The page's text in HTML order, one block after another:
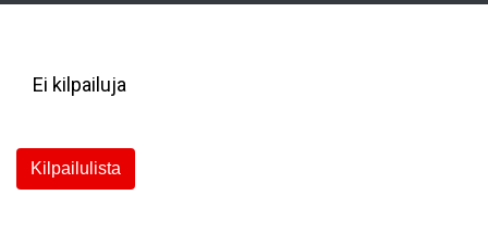
Ei kilpailuja
Kilpailulista